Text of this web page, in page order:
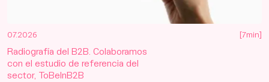
07.2026
Radiografía del B2B. Colaboramos
con el estudio de referencia del
sector, ToBeInB2B
[7min]